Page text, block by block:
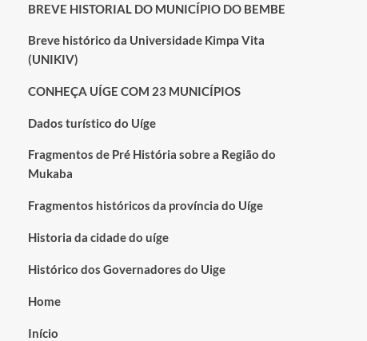
BREVE HISTORIAL DO MUNICÍPIO DO BEMBE
Breve histórico da Universidade Kimpa Vita
(UNIKIV)
CONHEÇA UÍGE COM 23 MUNICÍPIOS
Dados turístico do Uíge
Fragmentos de Pré História sobre a Região do
Mukaba
Fragmentos históricos da província do Uíge
Historia da cidade do uíge
Histórico dos Governadores do Uige
Home
Início